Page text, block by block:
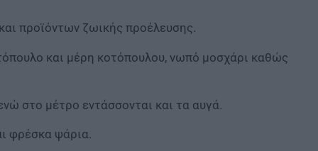
προϊόντων ζωικής προέλευσης.
και μέρη κοτόπουλου, νωπό μοσχάρι καθώς
στο μέτρο εντάσσονται και τα αυγά.
φρέσκα ψάρια.